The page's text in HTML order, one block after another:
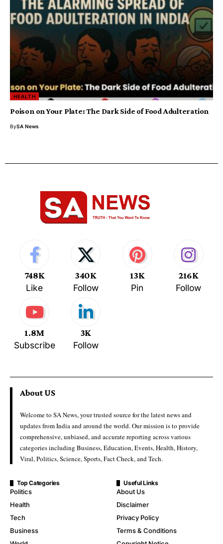
HEALTH
Poison on Your Plate: The Dark Side of Food Adulteration
BySA News
748K
Like
340K
Follow
13K
Pin
216K
Follow
1.8M
Subscribe
3K
Follow
About US
Welcome to SA News, your trusted source for the latest news and
updates from India and around the world. Our mission is to provide
comprehensive, unbiased, and accurate reporting across various
categories including Business, Education, Events, Health, History,
Viral, Politics, Science, Sports, Fact Check, and Tech.
Top Categories
Politics
Health
Tech
Business
Useful Links
About Us
Disclaimer
Privacy Policy
Terms & Conditions